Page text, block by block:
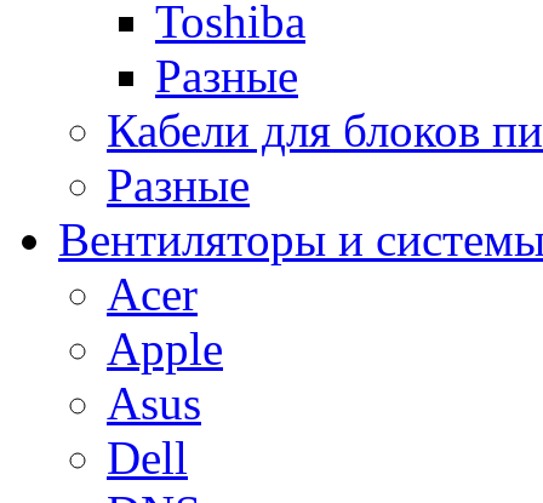
Toshiba
Разные
Кабели для блоков
Разные
Вентиляторы и
Acer
Apple
Asus
Dell